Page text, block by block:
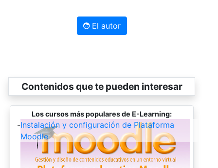
El autor
Contenidos que te pueden interesar
Los cursos más populares de E-Learning:
-Instalación y configuración de Plataforma
Moodle